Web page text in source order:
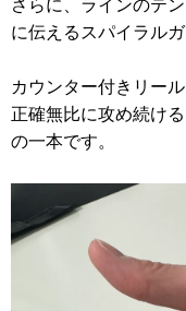
さらに、ラインのテ
に伝えるスパイラルガ
カウンター付きリー
正確無比に攻め続け
の一本です。